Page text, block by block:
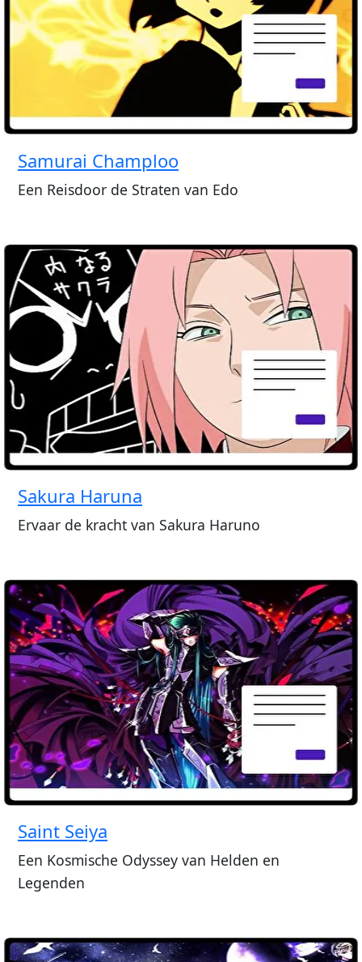
Samurai Champloo
Een Reisdoor de Straten van Edo
Sakura Haruna
Ervaar de kracht van Sakura Haruno
Saint Seiya
Een Kosmische Odyssey van Helden en
Legenden